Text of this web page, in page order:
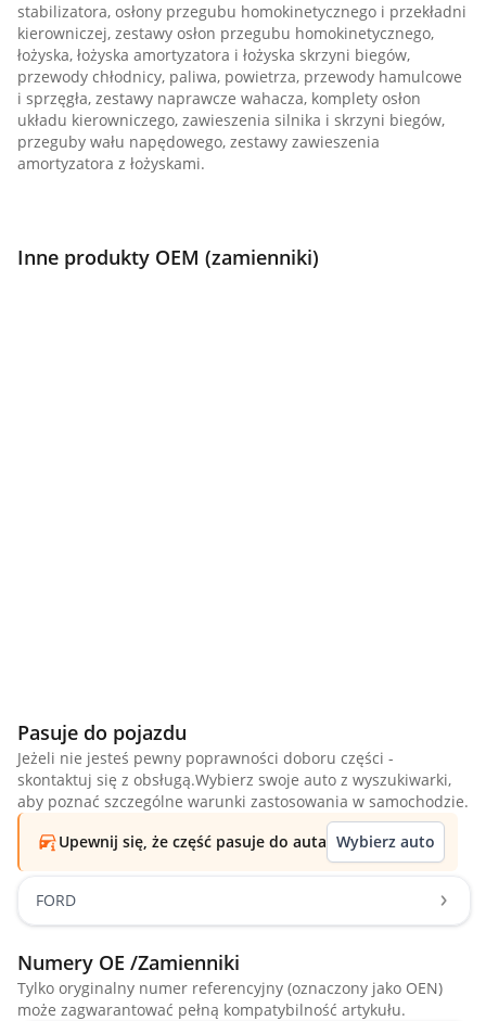
stabilizatora, osłony przegubu homokinetycznego i przekładni
kierowniczej, zestawy osłon przegubu homokinetycznego,
łożyska, łożyska amortyzatora i łożyska skrzyni biegów,
przewody chłodnicy, paliwa, powietrza, przewody hamulcowe
i sprzęgła, zestawy naprawcze wahacza, komplety osłon
układu kierowniczego, zawieszenia silnika i skrzyni biegów,
przeguby wału napędowego, zestawy zawieszenia
amortyzatora z łożyskami.
Inne produkty OEM (zamienniki)
Pasuje do pojazdu
Jeżeli nie jesteś pewny poprawności doboru części -
skontaktuj się z obsługą.Wybierz swoje auto z wyszukiwarki,
aby poznać szczególne warunki zastosowania w samochodzie.
Upewnij się, że część pasuje do auta Wybierz auto
FORD
Numery OE /Zamienniki
Tylko oryginalny numer referencyjny (oznaczony jako OEN)
może zagwarantować pełną kompatybilność artykułu.